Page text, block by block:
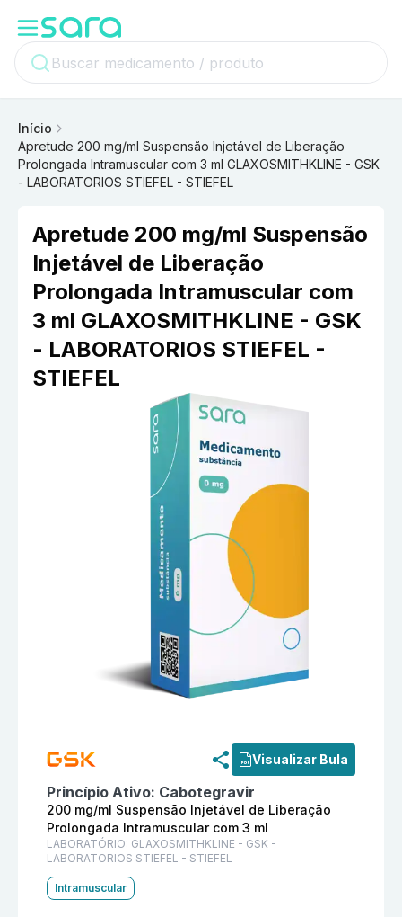
Início
Apretude 200 mg/ml Suspensão Injetável de Liberação
Prolongada Intramuscular com 3 ml GLAXOSMITHKLINE - GSK
- LABORATORIOS STIEFEL - STIEFEL
Apretude 200 mg/ml Suspensão
Injetável de Liberação
Prolongada Intramuscular com
3 ml GLAXOSMITHKLINE - GSK
- LABORATORIOS STIEFEL -
STIEFEL
Visualizar Bula
Princípio Ativo: Cabotegravir
200 mg/ml Suspensão Injetável de Liberação
Prolongada Intramuscular com 3 ml
LABORATÓRIO: GLAXOSMITHKLINE - GSK -
LABORATORIOS STIEFEL - STIEFEL
Intramuscular